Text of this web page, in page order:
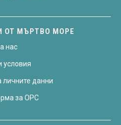
ОТ МЪРТВО МОРЕ
нас
личните данни
за OPC